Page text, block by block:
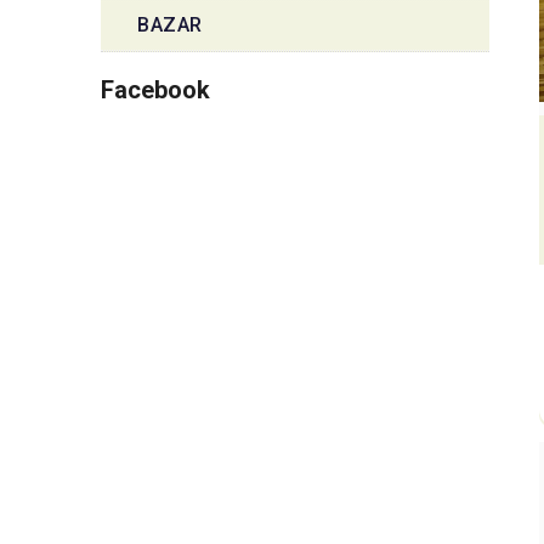
BAZAR
Facebook